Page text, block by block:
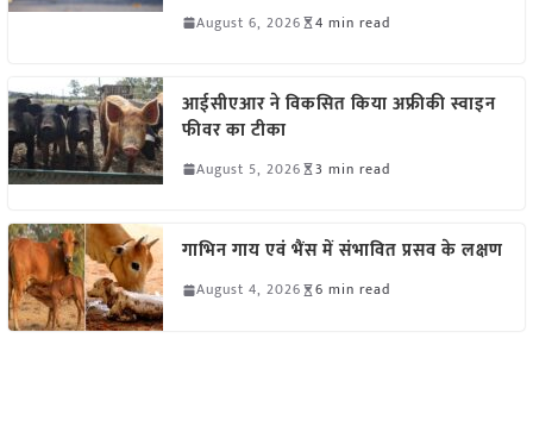
August 6, 2026 4 min read
आईसीएआर ने विकसित किया अफ्रीकी स्वाइन
फीवर का टीका
August 5, 2026 3 min read
गाभिन गाय एवं भैंस में संभावित प्रसव के लक्षण
August 4, 2026 6 min read